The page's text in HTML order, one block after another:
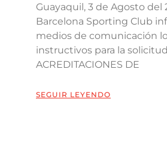
Guayaquil, 3 de Agosto del
Barcelona Sporting Club
medios de comunicación
instructivos para la
ACREDITACIONES DE
SEGUIR LEYENDO